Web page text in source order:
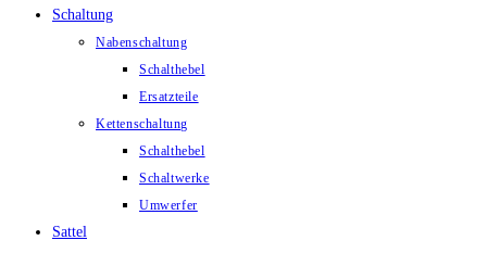
Schaltung
Nabenschaltung
Schalthebel
Ersatzteile
Kettenschaltung
Schalthebel
Schaltwerke
Umwerfer
Sattel